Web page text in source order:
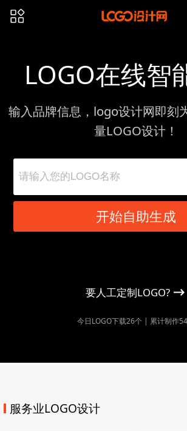
LOGO在线智
输入品牌信息，logo设计网即刻
量LOGO设计！
开始自助生成
要人工定制LOGO?
今日LOGO下载26个 | 累计制作
服务业LOGO设计